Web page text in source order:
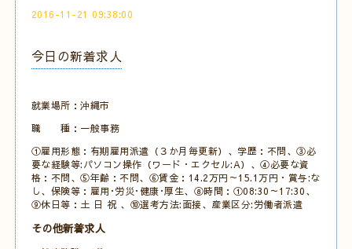
2016-11-21 09:38:00
今日の新着求人
就業場所：沖縄市
職 種：一般事務
①雇用形態：有期雇用派遣（３か月毎更新）、学歴：不問、③必
要な経験等:パソコン操作（ワード・エクセル:A）、④必要な資
格：不問、⑤年齢：不問、⑥賃金：14.2万円～15.1万円・賞与:な
し、保険等：雇用･労災･健康･厚生、⑧時間：①08:30～17:30、
⑨休日等：土 日 祝 、⑩選考方法:面接、産業区分:労働者派遣
その他新着求人